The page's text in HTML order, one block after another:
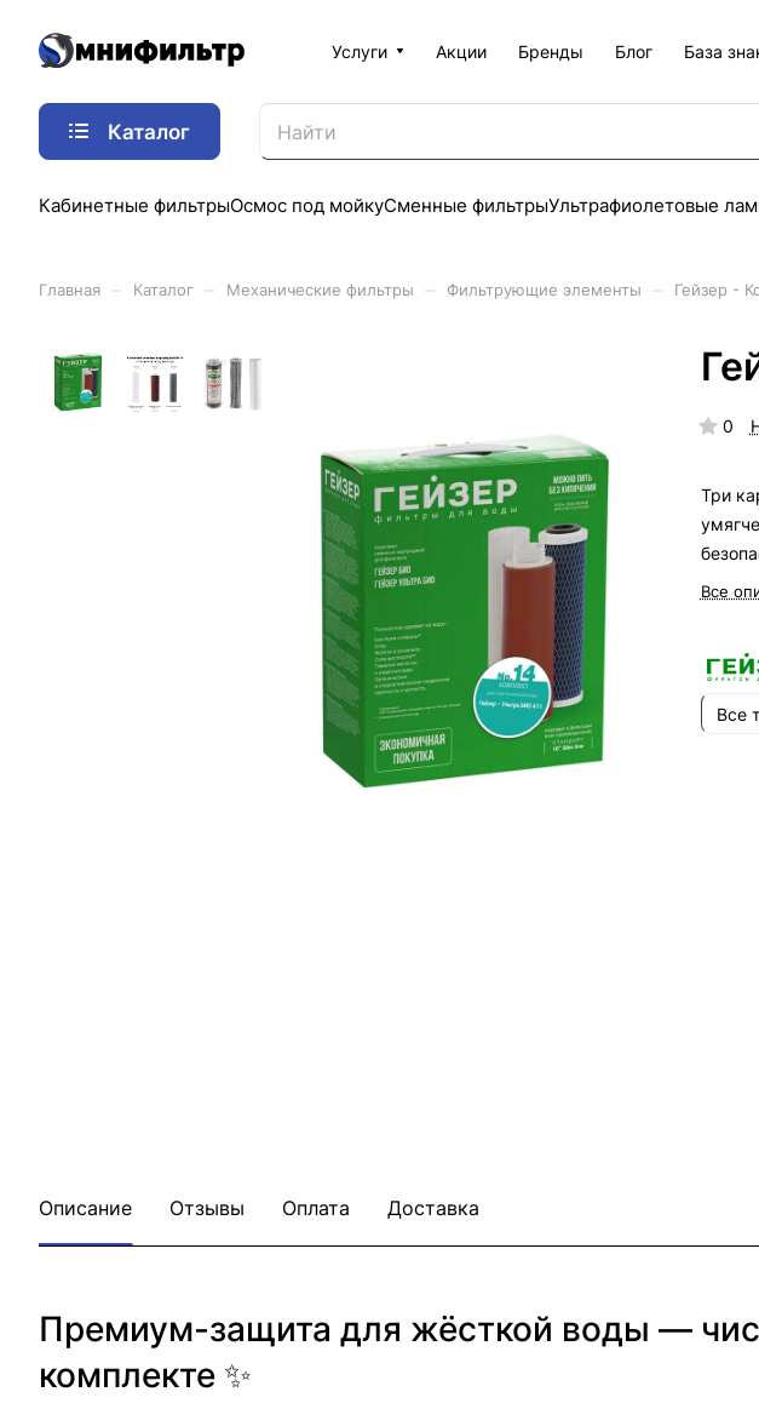
Услуги Акции Бренды Блог База
Каталог
Кабинетные фильтрыОсмос под мойкуСменные фильтрыУльтрафиолетовые
Главная Каталог Механические фильтры Фильтрующие элементы Гейзер -
0
Три
Все
Все
Описание Отзывы Оплата Доставка
Премиум-защита для жёсткой воды —
комплекте ✨